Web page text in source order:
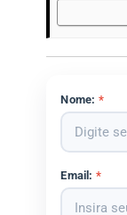
Nome: *
Email: *